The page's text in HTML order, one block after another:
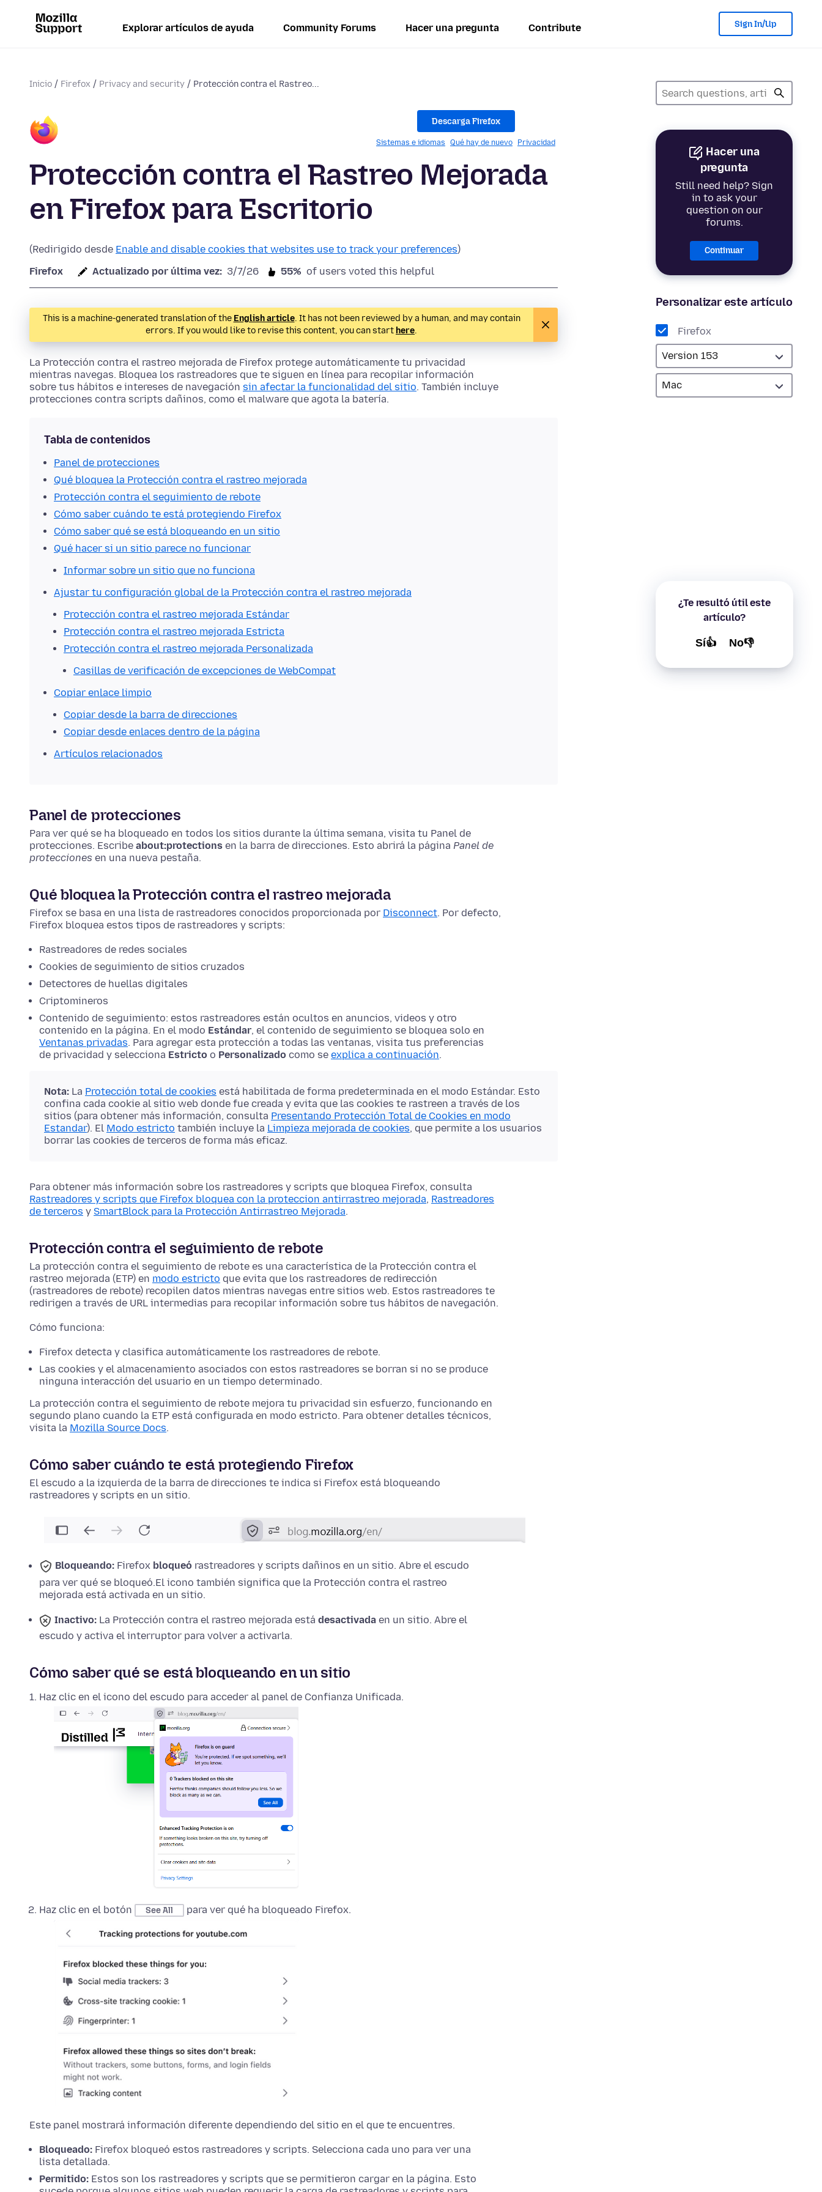
Explorar artículos de ayuda Community Forums Hacer una pregunta Contribute Sign In/Up
Inicio Firefox Privacy and security Protección contra el Rastreo...
Hacer una
pregunta
Still need help? Sign
in to ask your
question on our
forums.
Continuar
Personalizar este artículo
Firefox
¿Te resultó útil este
artículo?
Sí👍 No👎
Descarga Firefox
Sistemas e idiomas Qué hay de nuevo Privacidad
Protección contra el Rastreo Mejorada
en Firefox para Escritorio
(Redirigido desde Enable and disable cookies that websites use to track your preferences)
Firefox
Actualizado por última vez: 3/7/26 55% of users voted this helpful
This is a machine-generated translation of the English article. It has not been reviewed by a human, and may contain
errors. If you would like to revise this content, you can start here.
La Protección contra el rastreo mejorada de Firefox protege automáticamente tu privacidad
mientras navegas. Bloquea los rastreadores que te siguen en línea para recopilar información
sobre tus hábitos e intereses de navegación sin afectar la funcionalidad del sitio. También incluye
protecciones contra scripts dañinos, como el malware que agota la batería.
Tabla de contenidos
Panel de protecciones
Qué bloquea la Protección contra el rastreo mejorada
Protección contra el seguimiento de rebote
Cómo saber cuándo te está protegiendo Firefox
Cómo saber qué se está bloqueando en un sitio
Qué hacer si un sitio parece no funcionar
Informar sobre un sitio que no funciona
Ajustar tu configuración global de la Protección contra el rastreo mejorada
Protección contra el rastreo mejorada Estándar
Protección contra el rastreo mejorada Estricta
Protección contra el rastreo mejorada Personalizada
Casillas de verificación de excepciones de WebCompat
Copiar enlace limpio
Copiar desde la barra de direcciones
Copiar desde enlaces dentro de la página
Artículos relacionados
Panel de protecciones
Para ver qué se ha bloqueado en todos los sitios durante la última semana, visita tu Panel de
protecciones. Escribe about:protections en la barra de direcciones. Esto abrirá la página Panel de
protecciones en una nueva pestaña.
Qué bloquea la Protección contra el rastreo mejorada
Firefox se basa en una lista de rastreadores conocidos proporcionada por Disconnect. Por defecto,
Firefox bloquea estos tipos de rastreadores y scripts:
Rastreadores de redes sociales
Cookies de seguimiento de sitios cruzados
Detectores de huellas digitales
Criptomineros
Contenido de seguimiento: estos rastreadores están ocultos en anuncios, videos y otro
contenido en la página. En el modo Estándar, el contenido de seguimiento se bloquea solo en
Ventanas privadas. Para agregar esta protección a todas las ventanas, visita tus preferencias
de privacidad y selecciona Estricto o Personalizado como se explica a continuación.
Nota: La Protección total de cookies está habilitada de forma predeterminada en el modo Estándar. Esto
confina cada cookie al sitio web donde fue creada y evita que las cookies te rastreen a través de los
sitios (para obtener más información, consulta Presentando Protección Total de Cookies en modo
Estandar). El Modo estricto también incluye la Limpieza mejorada de cookies, que permite a los usuarios
borrar las cookies de terceros de forma más eficaz.
Para obtener más información sobre los rastreadores y scripts que bloquea Firefox, consulta
Rastreadores y scripts que Firefox bloquea con la proteccion antirrastreo mejorada, Rastreadores
de terceros y SmartBlock para la Protección Antirrastreo Mejorada.
Protección contra el seguimiento de rebote
La protección contra el seguimiento de rebote es una característica de la Protección contra el
rastreo mejorada (ETP) en modo estricto que evita que los rastreadores de redirección
(rastreadores de rebote) recopilen datos mientras navegas entre sitios web. Estos rastreadores te
redirigen a través de URL intermedias para recopilar información sobre tus hábitos de navegación.
Cómo funciona:
Firefox detecta y clasifica automáticamente los rastreadores de rebote.
Las cookies y el almacenamiento asociados con estos rastreadores se borran si no se produce
ninguna interacción del usuario en un tiempo determinado.
La protección contra el seguimiento de rebote mejora tu privacidad sin esfuerzo, funcionando en
segundo plano cuando la ETP está configurada en modo estricto. Para obtener detalles técnicos,
visita la Mozilla Source Docs.
Cómo saber cuándo te está protegiendo Firefox
El escudo a la izquierda de la barra de direcciones te indica si Firefox está bloqueando
rastreadores y scripts en un sitio.
Bloqueando: Firefox bloqueó rastreadores y scripts dañinos en un sitio. Abre el escudo
para ver qué se bloqueó.El icono también significa que la Protección contra el rastreo
mejorada está activada en un sitio.
Inactivo: La Protección contra el rastreo mejorada está desactivada en un sitio. Abre el
escudo y activa el interruptor para volver a activarla.
Cómo saber qué se está bloqueando en un sitio
Haz clic en el icono del escudo para acceder al panel de Confianza Unificada.
Haz clic en el botón See All para ver qué ha bloqueado Firefox.
Este panel mostrará información diferente dependiendo del sitio en el que te encuentres.
Bloqueado: Firefox bloqueó estos rastreadores y scripts. Selecciona cada uno para ver una
lista detallada.
Permitido: Estos son los rastreadores y scripts que se permitieron cargar en la página. Esto